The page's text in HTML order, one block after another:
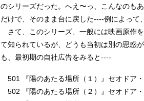
のシリーズだった。へえ〜っ、こんなのも
だけで、そのまま台に戻した----例によって
さて、このシリーズ、一般には映画原作
て知られているが、どうも当初は別の思惑
も、最初期の自社広告をみると----
501 『陽のあたる場所（１）』セオドア・
502 『陽のあたる場所（２）』セオドア・